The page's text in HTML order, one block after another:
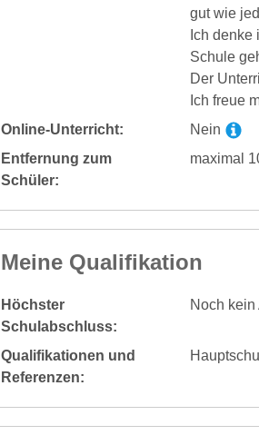
gut wie
Ich
Schule
Der
Ich freue
Online-Unterricht:
Nein
Entfernung zum
Schüler:
maximal
Meine Qualifikation
Höchster
Schulabschluss:
Noch
Qualifikationen und
Referenzen: